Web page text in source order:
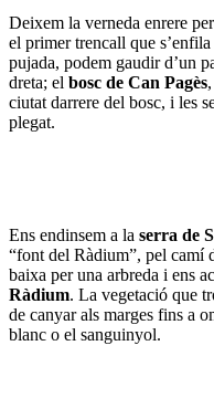
Deixem la verneda enrere
el primer trencall que s’enfila
pujada, podem gaudir d’un
dreta; el bosc de Can Pagès
ciutat darrere del bosc, i les
plegat.
Ens endinsem a la serra de
“font del Ràdium”, pel camí
baixa per una arbreda i ens
Ràdium. La vegetació que
de canyar als marges fins a
blanc o el sanguinyol.